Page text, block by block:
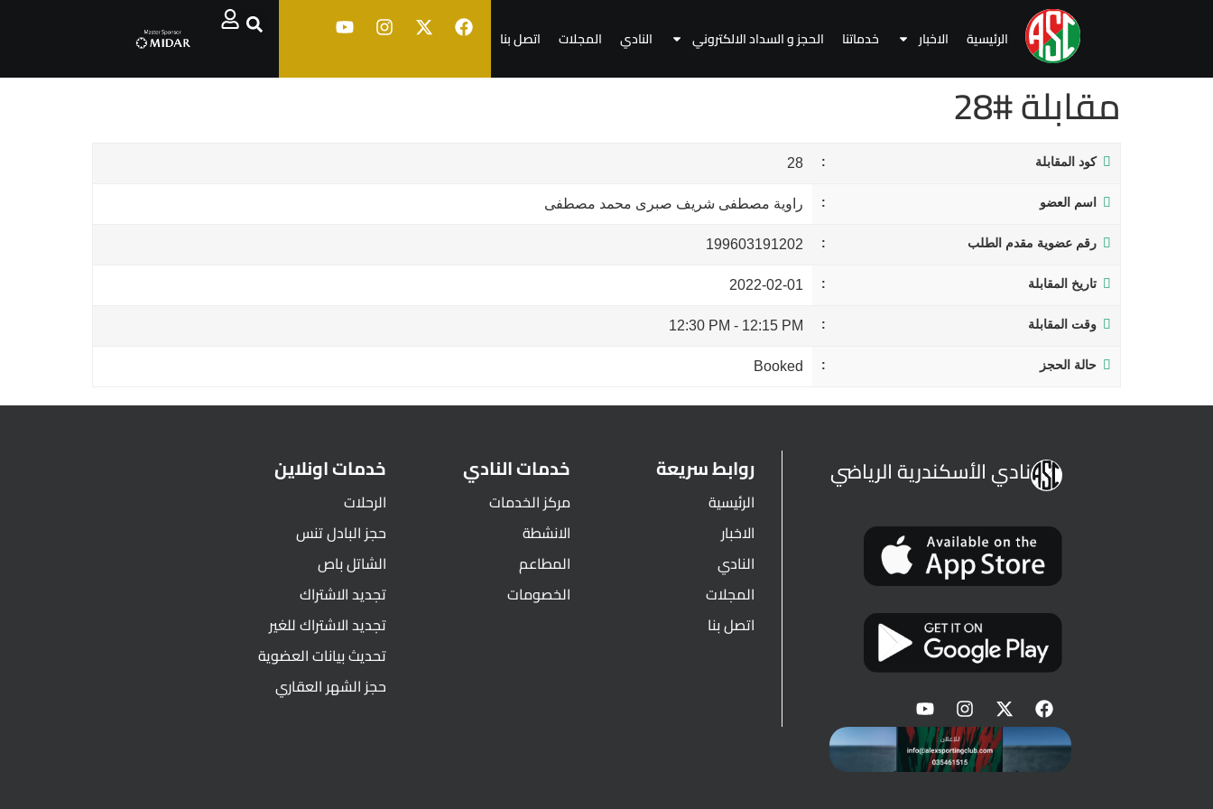
الرئيسية الاخبار خدماتنا الحجز و السداد الالكتروني النادي المجلات اتصل بنا
مقابلة #28
كود المقابلة 28
اسم العضو راوية مصطفى شريف صبرى محمد مصطفى
رقم عضوية مقدم الطلب 199603191202
تاريخ المقابلة 2022-02-01
وقت المقابلة 12:15 PM
-
12:30 PM
حالة الحجز Booked
نادي الأسكندرية الرياضي روابط سريعة
الرئيسية
الاخبار
النادي
المجلات
اتصل بنا
خدمات النادي
مركز الخدمات
الانشطة
المطاعم
الخصومات
خدمات اونلاين
الرحلات
حجز البادل تنس
الشاتل باص
تجديد الاشتراك
تجديد الاشتراك للغير
تحديث بيانات العضوية
حجز الشهر العقاري